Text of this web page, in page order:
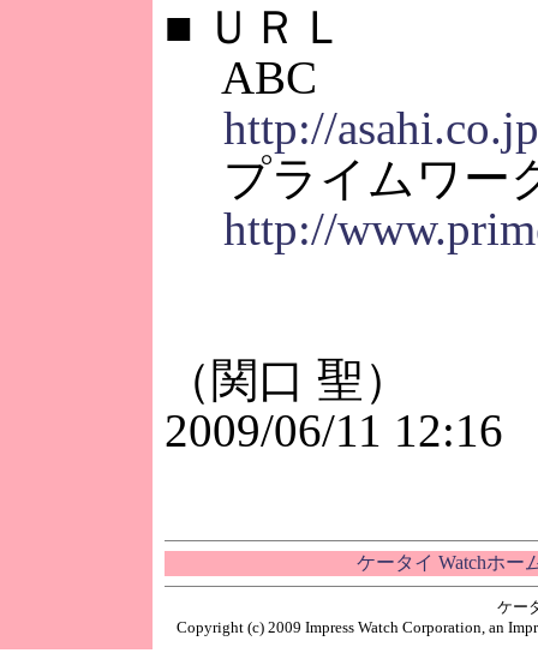
■ ＵＲＬ
ABC
http://
プライムワー
http://
（関口 聖）
2009/06/11 12:16
ケータイ Watchホー
ケー
Copyright (c) 2009 Impress Watch Corporation, an